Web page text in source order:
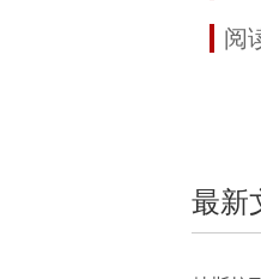
阅
最新